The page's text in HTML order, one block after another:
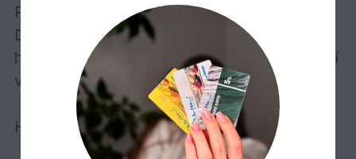
Rozměrové změny se eliminují až o 60%.
Dřevo vykazuje zvýšenou odolnost vůči
hnilobě a plísním a zároveň i zlepšené izolační
vlastnosti.
Hustota dřeva: ca. 450 kg/m3